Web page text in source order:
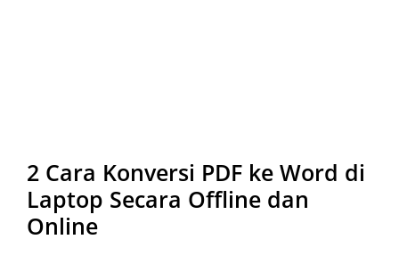
2 Cara Konversi PDF ke Word di
Laptop Secara Offline dan
Online